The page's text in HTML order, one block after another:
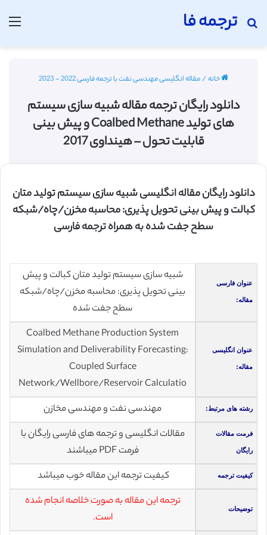
ترجمه فا
جستجو برای
خانه/مقاله انگلیسی مهندسی نفت با ترجمه فارسی 2022 - 2023
دانلود رایگان ترجمه مقاله شبیه سازی سیستم
های تولید Coalbed Methane و پیش بینی
قابلیت تحول – هینداوی 2017
دانلود رایگان مقاله انگلیسی شبیه سازی سیستم تولید متان
کبالت و پیش بینی تحویل پذیری: محاسبه مخزن/چاه/شبکه
سطح جفت شده به همراه ترجمه فارسی
عنوان فارسی
مقاله:
شبیه سازی سیستم تولید متان کبالت و پیش
بینی تحویل پذیری: محاسبه مخزن/چاه/شبکه
سطح جفت شده
عنوان انگلیسی
مقاله:
Coalbed Methane Production System
Simulation and Deliverability Forecasting:
Coupled Surface
Network/Wellbore/Reservoir Calculatio
رشته های مرتبط: مهندسی نفت و مهندسی مخازن
فرمت مقالات
رایگان
مقالات انگلیسی و ترجمه های فارسی رایگان با
فرمت PDF میباشند
کیفیت ترجمه کیفیت ترجمه این مقاله خوب میباشد
توضیحات
ترجمه این مقاله به صورت خلاصه انجام شده
است.